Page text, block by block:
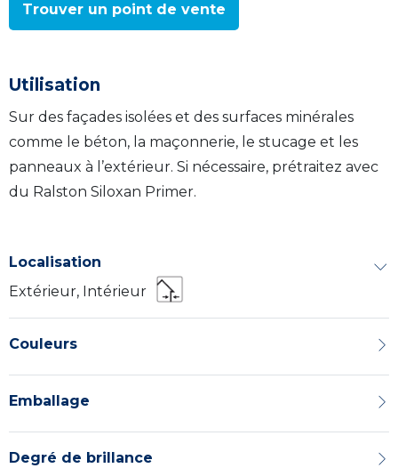
Trouver un point de vente
Utilisation
Sur des façades isolées et des surfaces minérales
comme le béton, la maçonnerie, le stucage et les
panneaux à l’extérieur. Si nécessaire, prétraitez avec
du Ralston Siloxan Primer.
Localisation
Extérieur, Intérieur
Couleurs
Emballage
Degré de brillance